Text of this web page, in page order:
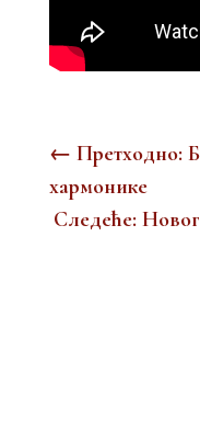
← Претходно:
хармонике
Следеће: